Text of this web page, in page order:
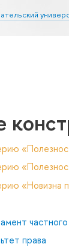
«Новизна
частного
права